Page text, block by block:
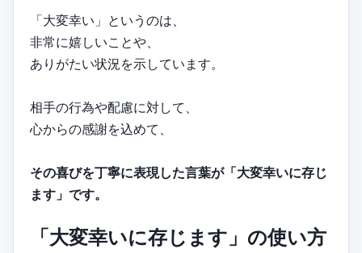
「大変幸い」というのは、
非常に嬉しいことや、
ありがたい状況を示しています。
相手の行為や配慮に対して、
心からの感謝を込めて、
その喜びを丁寧に表現した言葉が「大変幸いに存じ
ます」です。
「大変幸いに存じます」の使い方